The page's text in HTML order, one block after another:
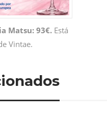
Matsu: 93€. Está
Vintae.